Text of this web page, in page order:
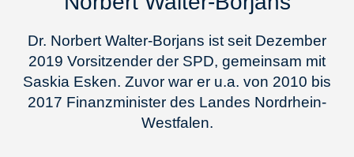
Dr. Norbert Walter-Borjans ist seit Dezember
2019 Vorsitzender der SPD, gemeinsam mit
Saskia Esken. Zuvor war er u.a. von 2010 bis
2017 Finanzminister des Landes Nordrhein-
Westfalen.